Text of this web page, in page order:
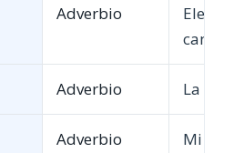
Adverbio Elena
Adverbio La
Adverbio
Mi